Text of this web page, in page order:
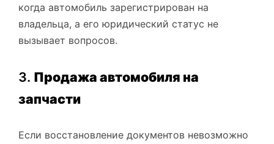
когда автомобиль зарегистрирован на
владельца, а его юридический статус не
вызывает вопросов.
3. Продажа автомобиля на
запчасти
Если восстановление документов невозможно